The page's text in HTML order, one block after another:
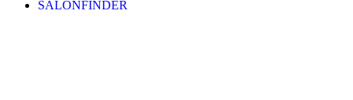
SALONFINDER